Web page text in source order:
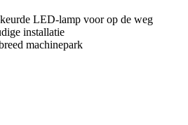
LED-lamp voor op de weg
installatie
machinepark